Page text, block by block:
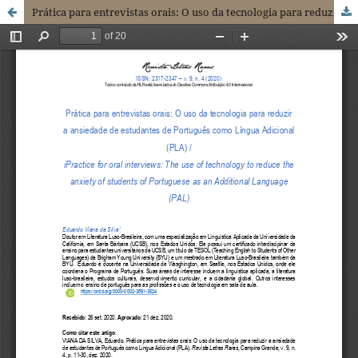
Prática para entrevistas orais: O uso da tecnologia para reduzir a ansiedade de estudantes de Português como Língua Adicional (PLA)